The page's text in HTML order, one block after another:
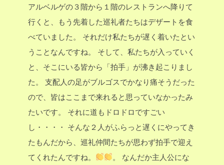
アルベルゲの３階から１階のレストランへ降りて
行くと、もう先着した巡礼者たちはデザートを食
べていました。
それだけ私たちが遅く着いたとい
うことなんですね。
そして、私たちが入っていく
と、そこにいる皆から「拍手」が沸き起こりまし
た。
支配人の足がブルゴスでかなり痛そうだった
ので、皆はここまで来れると思っていなかったみ
たいです。
それに道もドロドロですごい
し・・・・ そんな２人がふらっと遅くにやってき
たもんだから、巡礼仲間たちが思わず拍手で迎え
てくれたんですね。
。
なんだか主人公にな